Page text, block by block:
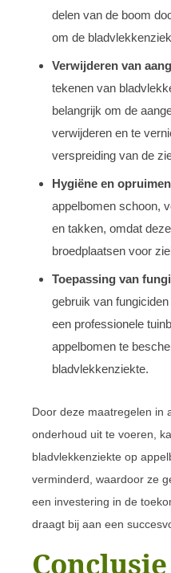
delen van de boom
om de
Verwijderen van
tekenen van
belangrijk om de
verwijderen en te
verspreiding van de
Hygiëne en
appelbomen schoon,
en takken, omdat
broedplaatsen voor
Toepassing van
gebruik van
een professionele
appelbomen te
bladvlekkenziekte.
Door deze maatregelen in
onderhoud uit te voeren,
bladvlekkenziekte op
verminderd, waardoor ze
een investering in de
draagt bij aan een